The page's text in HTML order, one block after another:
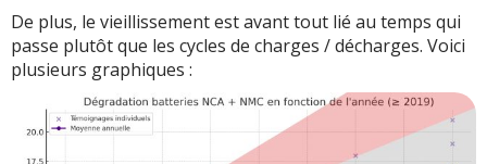
De plus, le vieillissement est avant tout lié au temps qui
passe plutôt que les cycles de charges / décharges. Voici
plusieurs graphiques :